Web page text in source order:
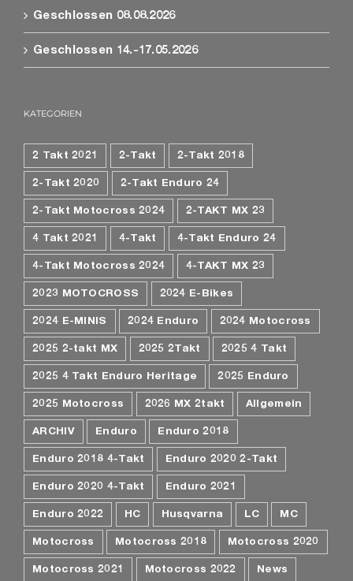
Geschlossen 08.08.2026
Geschlossen 14.-17.05.2026
KATEGORIEN
2 Takt 2021 2-Takt 2-Takt 2018
2-Takt 2020 2-Takt Enduro 24
2-Takt Motocross 2024 2-TAKT MX 23
4 Takt 2021 4-Takt 4-Takt Enduro 24
4-Takt Motocross 2024 4-TAKT MX 23
2023 MOTOCROSS 2024 E-Bikes
2024 E-MINIS 2024 Enduro 2024 Motocross
2025 2-takt MX 2025 2Takt 2025 4 Takt
2025 4 Takt Enduro Heritage 2025 Enduro
2025 Motocross 2026 MX 2takt Allgemein
ARCHIV Enduro Enduro 2018
Enduro 2018 4-Takt Enduro 2020 2-Takt
Enduro 2020 4-Takt Enduro 2021
Enduro 2022 HC Husqvarna LC MC
Motocross Motocross 2018 Motocross 2020
Motocross 2021 Motocross 2022 News